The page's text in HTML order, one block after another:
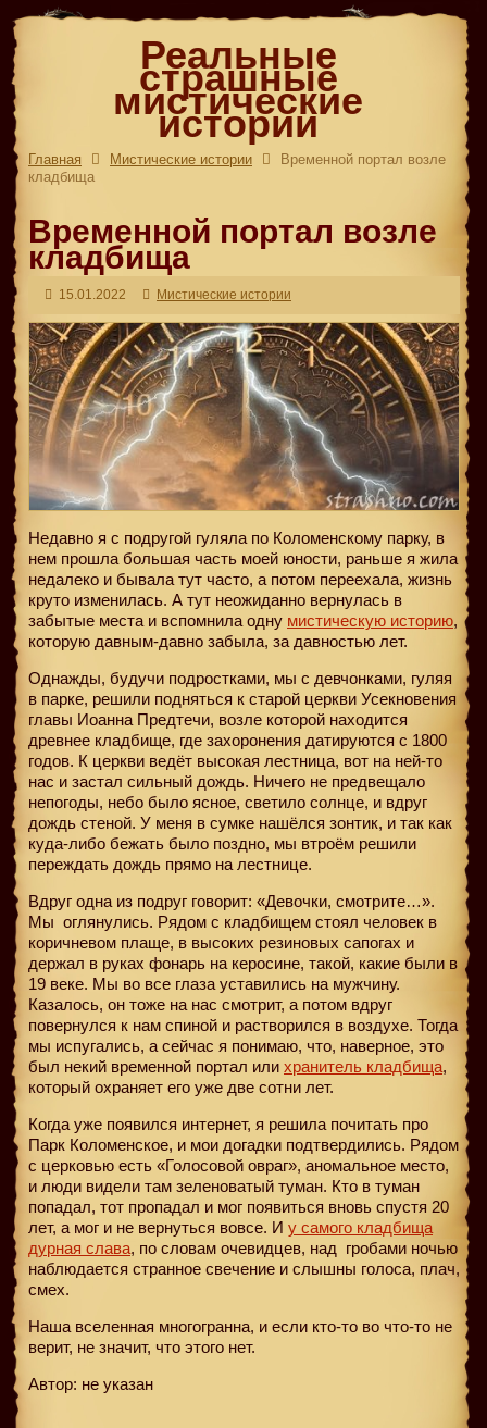
Реальные
страшные
мистические
истории
Главная Мистические истории
Временной портал возле
кладбища
Временной портал возле
кладбища
15.01.2022 Мистические истории
Недавно я с подругой гуляла по Коломенскому парку, в
нем прошла большая часть моей юности, раньше я жила
недалеко и бывала тут часто, а потом переехала, жизнь
круто изменилась. А тут неожиданно вернулась в
забытые места и вспомнила одну мистическую историю,
которую давным-давно забыла, за давностью лет.
Однажды, будучи подростками, мы с девчонками, гуляя
в парке, решили подняться к старой церкви Усекновения
главы Иоанна Предтечи, возле которой находится
древнее кладбище, где захоронения датируются с 1800
годов. К церкви ведёт высокая лестница, вот на ней-то
нас и застал сильный дождь. Ничего не предвещало
непогоды, небо было ясное, светило солнце, и вдруг
дождь стеной. У меня в сумке нашёлся зонтик, и так как
куда-либо бежать было поздно, мы втроём решили
переждать дождь прямо на лестнице.
Вдруг одна из подруг говорит: «Девочки, смотрите…».
Мы оглянулись. Рядом с кладбищем стоял человек в
коричневом плаще, в высоких резиновых сапогах и
держал в руках фонарь на керосине, такой, какие были в
19 веке. Мы во все глаза уставились на мужчину.
Казалось, он тоже на нас смотрит, а потом вдруг
повернулся к нам спиной и растворился в воздухе. Тогда
мы испугались, а сейчас я понимаю, что, наверное, это
был некий временной портал или хранитель кладбища,
который охраняет его уже две сотни лет.
Когда уже появился интернет, я решила почитать про
Парк Коломенское, и мои догадки подтвердились. Рядом
с церковью есть «Голосовой овраг», аномальное место,
и люди видели там зеленоватый туман. Кто в туман
попадал, тот пропадал и мог появиться вновь спустя 20
лет, а мог и не вернуться вовсе. И у самого кладбища
дурная слава, по словам очевидцев, над гробами ночью
наблюдается странное свечение и слышны голоса, плач,
смех.
Наша вселенная многогранна, и если кто-то во что-то не
верит, не значит, что этого нет.
Автор: не указан